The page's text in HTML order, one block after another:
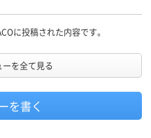
に投稿された内容です。
ーを全て見る
を書く